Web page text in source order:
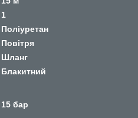
1
Поліуретан
Повітря
Шланг
Блакитний
15 бар